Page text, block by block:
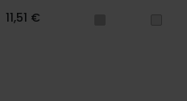
11,51 €